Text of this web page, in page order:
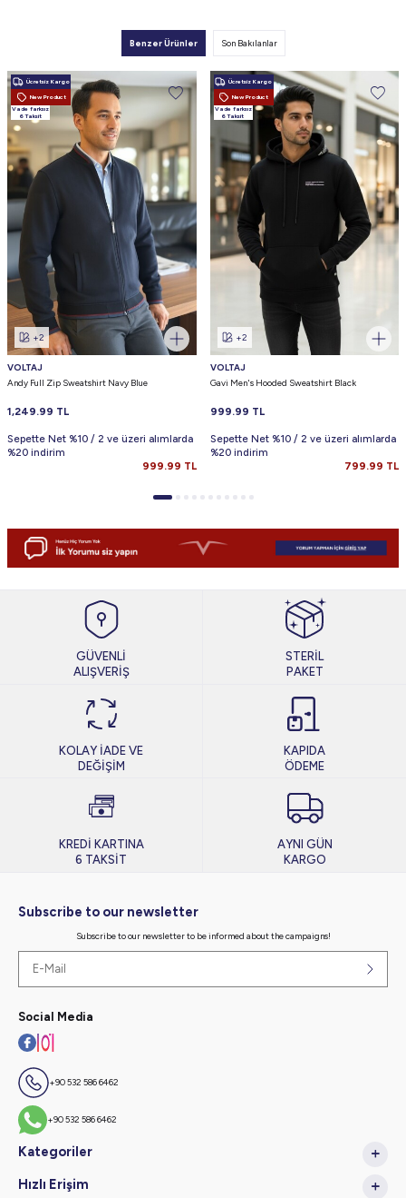
Benzer Ürünler Son Bakılanlar
Ücretsiz Kargo
New Product
Vade farksız
6 Taksit
+2
VOLTAJ
Andy Full Zip Sweatshirt Navy Blue
1,249.99 TL
Sepette Net %10 / 2 ve üzeri alımlarda
%20 indirim
999.99 TL
Ücretsiz Kargo
New Product
Vade farksız
6 Taksit
+2
VOLTAJ
Gavi Men's Hooded Sweatshirt Black
999.99 TL
Sepette Net %10 / 2 ve üzeri alımlarda
%20 indirim
799.99 TL
GÜVENLİ
ALIŞVERİŞ
STERİL
PAKET
KOLAY İADE VE
DEĞİŞİM
KAPIDA
ÖDEME
KREDİ KARTINA
6 TAKSİT
AYNI GÜN
KARGO
Subscribe to our newsletter
Subscribe to our newsletter to be informed about the campaigns!
Social Media
+90 532 586 6462
+90 532 586 6462
Kategoriler
Hızlı Erişim